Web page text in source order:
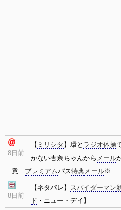
8日前
【 ミリシタ 】環と ラジオ体操
かない杏奈ちゃんから メール
意 プレミアムパス特典メール※
8日前
【ネタバレ 】 スパイダーマン
ド ・ニュー・デイ】